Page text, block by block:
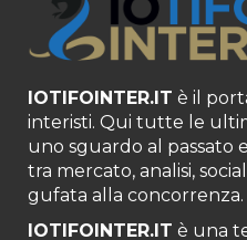
IOTIFOINTER.IT è il
interisti. Qui tutte le
uno sguardo al passato
tra mercato, analisi,
gufata alla concorrenza.
IOTIFOINTER.IT è una